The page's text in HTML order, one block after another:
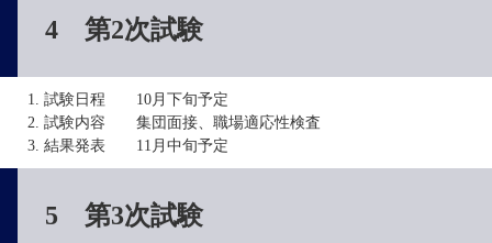
4 第2次試験
試験日程 10月下旬予定
試験内容 集団面接、職場適応性検査
結果発表 11月中旬予定
5 第3次試験